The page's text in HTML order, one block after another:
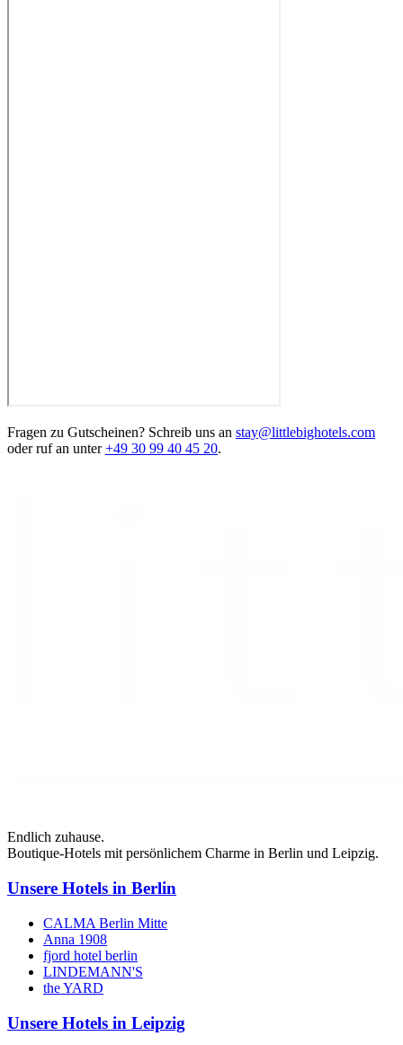
Fragen zu Gutscheinen? Schreib uns an stay@littlebighotels.com
oder ruf an unter+49 30 99 40 45 20.
Endlich zuhause.
Boutique-Hotels mit persönlichem Charme in Berlin und Leipzig.
Unsere Hotels in Berlin
CALMA Berlin Mitte
Anna 1908
fjord hotel berlin
LINDEMANN'S
the YARD
Unsere Hotels in Leipzig